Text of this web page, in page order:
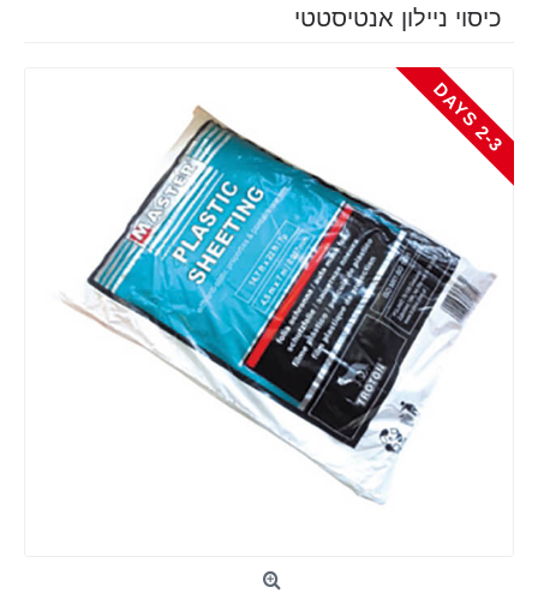
כיסוי ניילון אנטיסטטי
2
-
3
D
A
Y
S